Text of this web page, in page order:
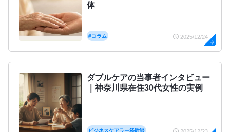
体
#コラム 2025/12/24
ダブルケアの当事者インタビュー
｜神奈川県在住30代女性の実例
ビジネスケアラー経験談